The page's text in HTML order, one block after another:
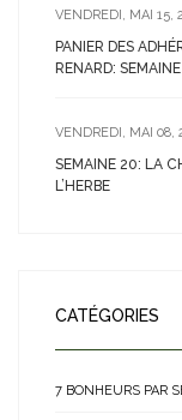
VENDREDI, MAI 15,
PANIER DES
RENARD:
VENDREDI, MAI 08,
SEMAINE 20: LA
L’HERBE
CATÉGORIES
7 BONHEURS PAR